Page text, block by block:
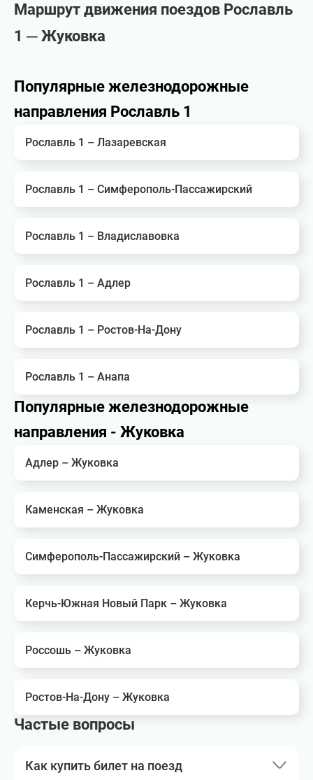
Маршрут движения поездов Рославль
1 ─ Жуковка
Популярные железнодорожные
направления Рославль 1
Рославль 1 – Лазаревская
Рославль 1 – Симферополь-Пассажирский
Рославль 1 – Владиславовка
Рославль 1 – Адлер
Рославль 1 – Ростов-На-Дону
Рославль 1 – Анапа
Популярные железнодорожные
направления - Жуковка
Адлер – Жуковка
Каменская – Жуковка
Симферополь-Пассажирский – Жуковка
Керчь-Южная Новый Парк – Жуковка
Россошь – Жуковка
Ростов-На-Дону – Жуковка
Частые вопросы
Как купить билет на поезд